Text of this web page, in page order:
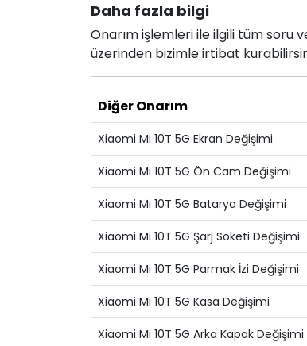
Daha fazla bilgi
Onarım işlemleri ile ilgili tüm soru
üzerinden bizimle irtibat
Diğer Onarım
Xiaomi Mi 10T 5G Ekran Değişimi
Xiaomi Mi 10T 5G Ön Cam Değişimi
Xiaomi Mi 10T 5G Batarya Değişimi
Xiaomi Mi 10T 5G Şarj Soketi Değişimi
Xiaomi Mi 10T 5G Parmak İzi Değişimi
Xiaomi Mi 10T 5G Kasa Değişimi
Xiaomi Mi 10T 5G Arka Kapak Değişimi